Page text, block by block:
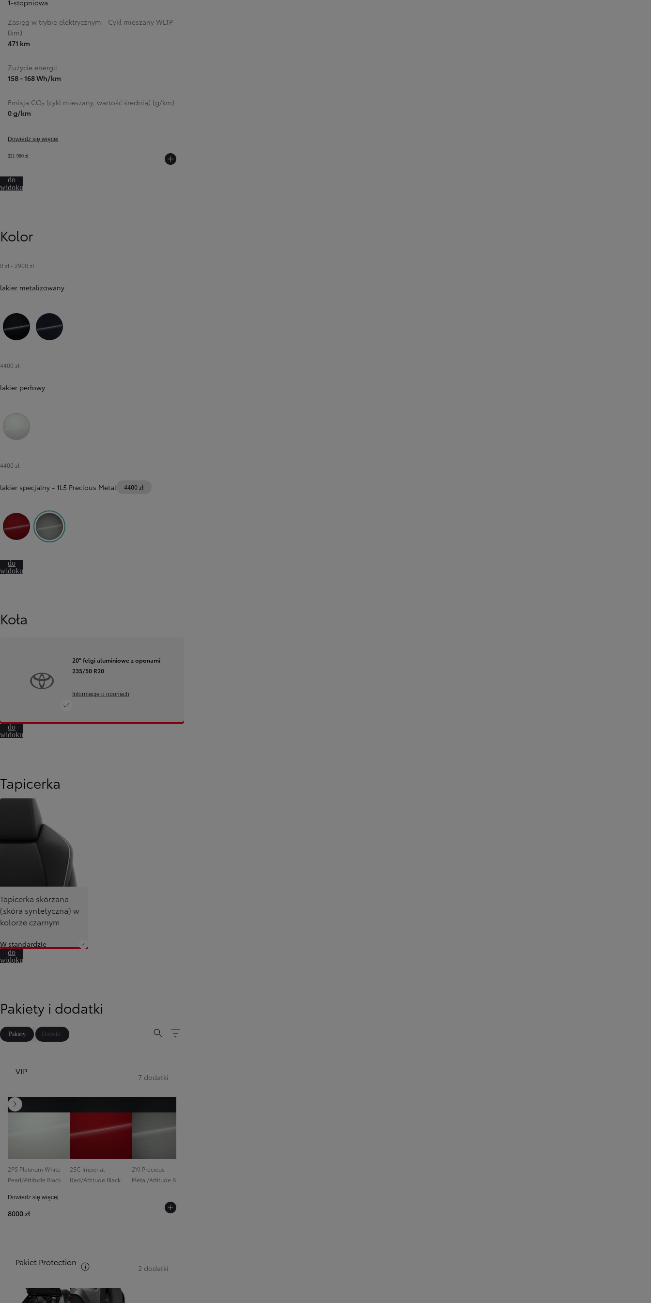
HYBRID
1-stopniowa
Zasięg w trybie elektrycznym - Cykl mieszany WLTP
(km)
471 km
Zużycie energii
158 - 168 Wh/km
Emisja CO₂ (cykl mieszany, wartość średnia) (g/km)
0 g/km
Dowiedz się więcej
221 900 zł
do
widoku
Kolor
0 zł - 2900 zł
lakier metalizowany
4400 zł
lakier perłowy
4400 zł
lakier specjalny - 1L5 Precious Metal 4400 zł
3U5 Imperial Red1L5 Precious Metal
do
widoku
Koła
20" felgi aluminiowe z oponami
235/50 R20
Informacje o oponach
Przejdź
do
widoku
Tapicerka
Tapicerka skórzana
(skóra syntetyczna) w
kolorze czarnym
W standardzie
Przejdź
do
widoku
Pakiety i dodatki
Pakiety Dodatki
VIP
7 dodatki
Następny
2PS Platinum White
Pearl/Attitude Black
2SC Imperial
Red/Attitude Black
2YJ Precious
Metal/Attitude Black
Dowiedz się więcej
8000 zł
Pakiet Protection
2 dodatki